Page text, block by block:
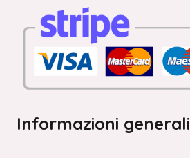
Informazioni generali